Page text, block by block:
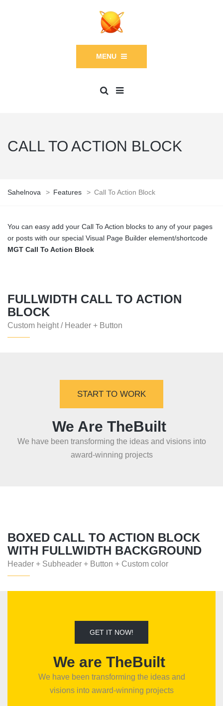
MENU
CALL TO ACTION BLOCK
Sahelnova > Features > Call To Action Block
You can easy add your Call To Action blocks to any of your pages
or posts with our special Visual Page Builder element/shortcode
MGT Call To Action Block
FULLWIDTH CALL TO ACTION
BLOCK
Custom height / Header + Button
START TO WORK
We Are TheBuilt
We have been transforming the ideas and visions into
award-winning projects
BOXED CALL TO ACTION BLOCK
WITH FULLWIDTH BACKGROUND
Header + Subheader + Button + Custom color
GET IT NOW!
We are TheBuilt
We have been transforming the ideas and
visions into award-winning projects